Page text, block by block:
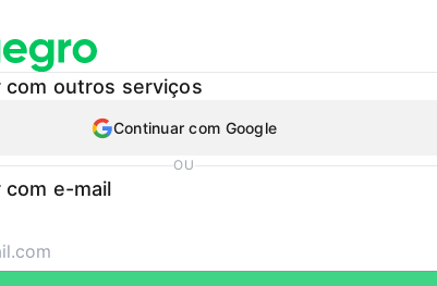
com outros serviços
Continuar com Google
OU
com e-mail